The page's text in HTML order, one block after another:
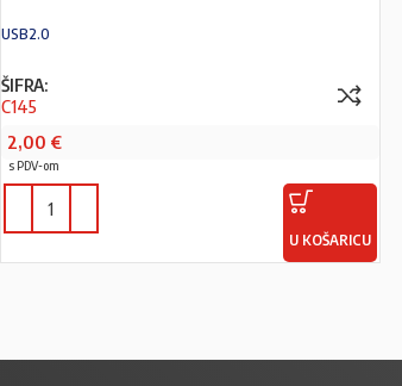
USB2.0
ŠIFRA:
C145
2,00 €
s PDV-om
U KOŠARICU